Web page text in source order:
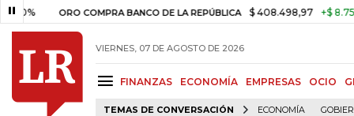
ORO COMPRA BANCO DE LA REPÚBLICA $ 408.498,97 +$ 8.753,81
VIERNES, 07 DE AGOSTO DE 2026
FINANZAS ECONOMÍA EMPRESAS OCIO
TEMAS DE CONVERSACIÓN ECONOMÍA